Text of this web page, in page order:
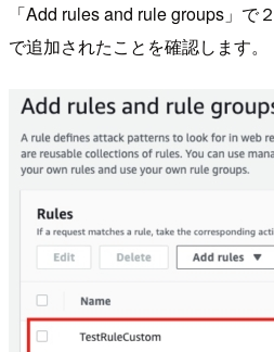
「Add rules and rule groups」で
で追加されたことを確認します。